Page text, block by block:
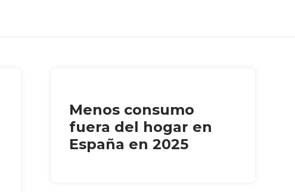
Menos consumo
fuera del hogar en
España en 2025